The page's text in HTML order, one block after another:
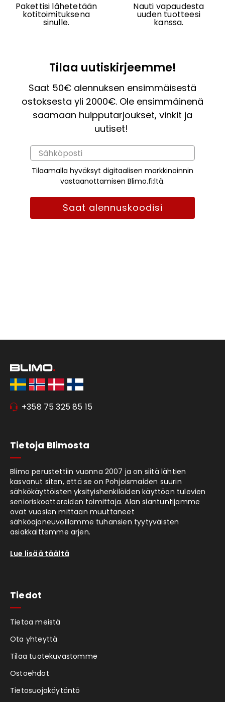
Pakettisi lähetetään
kotitoimituksena
sinulle.
Nauti vapaudesta
uuden tuotteesi
kanssa.
Tilaa uutiskirjeemme!
Saat 50€ alennuksen ensimmäisestä
ostoksesta yli 2000€. Ole ensimmäinenä
saamaan huipputarjoukset, vinkit ja
uutiset!
Tilaamalla hyväksyt digitaalisen markkinoinnin
vastaanottamisen Blimo.fi:ltä.
Saat alennuskoodisi
+358 75 325 85 15
Tietoja Blimosta
Blimo perustettiin vuonna 2007 ja on siitä lähtien
kasvanut siten, että se on Pohjoismaiden suurin
sähkökäyttöisten yksityishenkilöiden käyttöön tulevien
senioriskoottereiden toimittaja. Alan siantuntijamme
ovat vuosien mittaan muuttaneet
sähköajoneuvoillamme tuhansien tyytyväisten
asiakkaittemme arjen.
Lue lisää täältä
Tiedot
Tietoa meistä
Ota yhteyttä
Tilaa tuotekuvastomme
Ostoehdot
Tietosuojakäytäntö